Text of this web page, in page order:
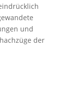
und
der